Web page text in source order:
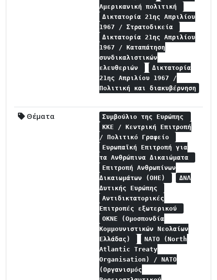
Αμερικανική πολιτική
Δικτατορία 21ης Απριλίου
1967 / Στρατοδικεία
Δικτατορία 21ης Απριλίου
1967 / Καταπάτηση
συνδικαλιστικών
ελευθεριών
Δικτατορία
21ης Απριλίου 1967 /
Πολιτική και διακυβέρνηση
Θέματα
Συμβούλιο της Ευρώπης
ΚΚΕ / Κεντρική Επιτροπή
/ Πολιτικό Γραφείο
Ευρωπαϊκή Επιτροπή για
τα Ανθρώπινα Δικαιώματα
Επιτροπή Ανθρωπίνων
Δικαιωμάτων (ΟΗΕ)
ΔΝΛ
Δυτικής Ευρώπης
Αντιδικτατορικές
Επιτροπές εξωτερικού
ΟΚΝΕ (Ομοσπονδία
Κομμουνιστικών Νεολαίων
Ελλάδας)
NATO (North
Atlantic Treaty
Organisation) / NATO
(Οργανισμός